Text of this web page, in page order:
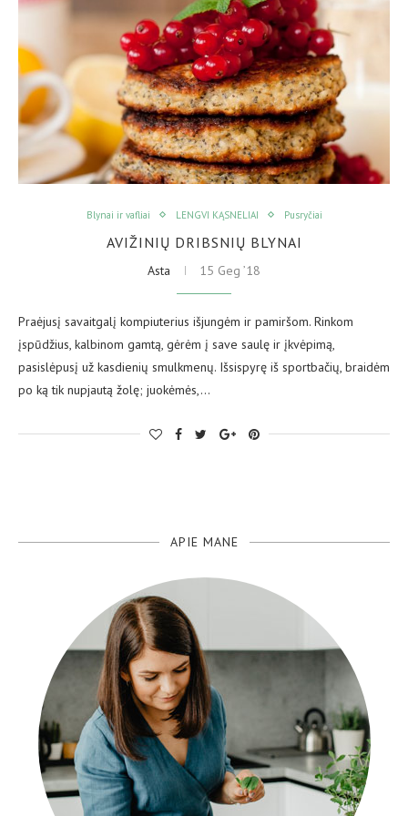
Blynai ir vafliai LENGVI KĄSNELIAI Pusryčiai
AVIŽINIŲ DRIBSNIŲ BLYNAI
Asta 15 Geg ’18
Praėjusį savaitgalį kompiuterius išjungėm ir pamiršom. Rinkom
įspūdžius, kalbinom gamtą, gėrėm į save saulę ir įkvėpimą,
pasislėpusį už kasdienių smulkmenų. Išsispyrę iš sportbačių, braidėm
po ką tik nupjautą žolę; juokėmės,…
APIE MANE